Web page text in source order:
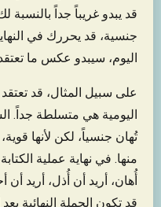
قد يبدو غريباً جداً بالنسبة
جنسية، قد يحررك في
اليوم، سيبدو عكس ما
على سبيل المثال، قد
اليومية هي متسلطة جداً.
تُهان جنسياً، لكن لأنها
منها. في نهاية عملية
أُهان، أريد أن أُذل، أريد
قد تكون الجملة النهائية